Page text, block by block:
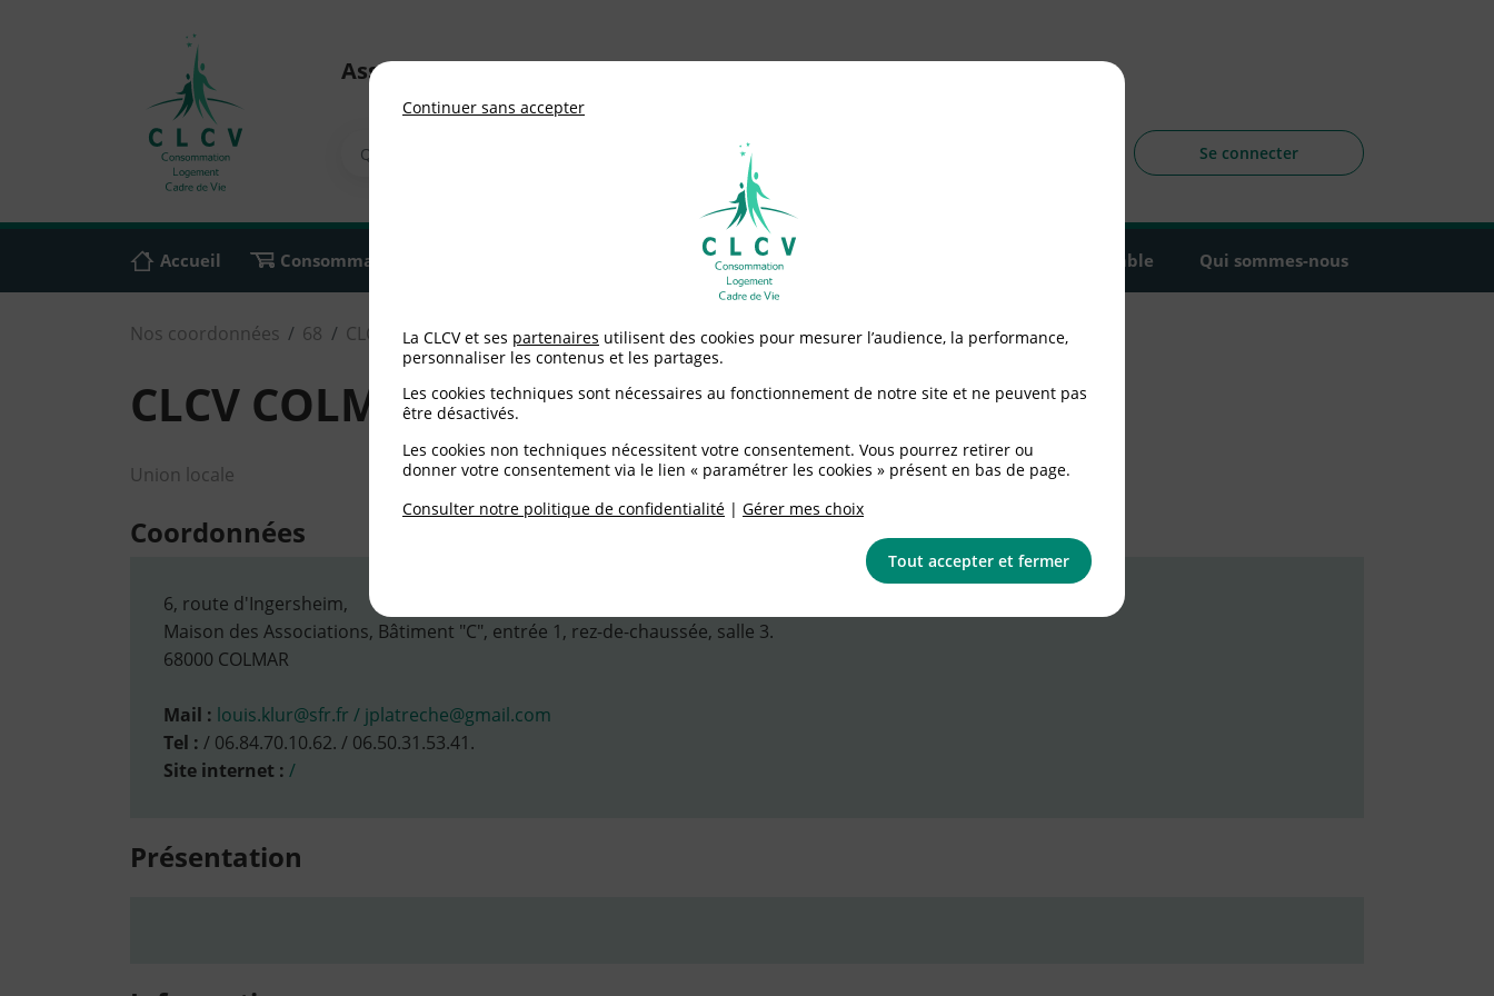
Association nationale de défense des consommateurs et usagers
Se connecter
Accueil Consommation Environnement / Santé Agir ensemble Qui sommes-nous
Nos coordonnées 68 CLCV COLMAR
CLCV COLMAR
Union locale
Coordonnées
6, route d'Ingersheim,
Maison des Associations, Bâtiment "C", entrée 1, rez-de-chaussée, salle 3.
68000 COLMAR
Mail : louis.klur@sfr.fr / jplatreche@gmail.com
Tel : / 06.84.70.10.62. / 06.50.31.53.41.
Site internet : /
Présentation
Continuer sans accepter
La CLCV et ses partenaires utilisent des cookies pour mesurer l’audience, la performance,
personnaliser les contenus et les partages.
Les cookies techniques sont nécessaires au fonctionnement de notre site et ne peuvent pas
être désactivés.
Les cookies non techniques nécessitent votre consentement. Vous pourrez retirer ou
donner votre consentement via le lien « paramétrer les cookies » présent en bas de page.
Consulter notre politique de confidentialité | Gérer mes choix
Tout accepter et fermer